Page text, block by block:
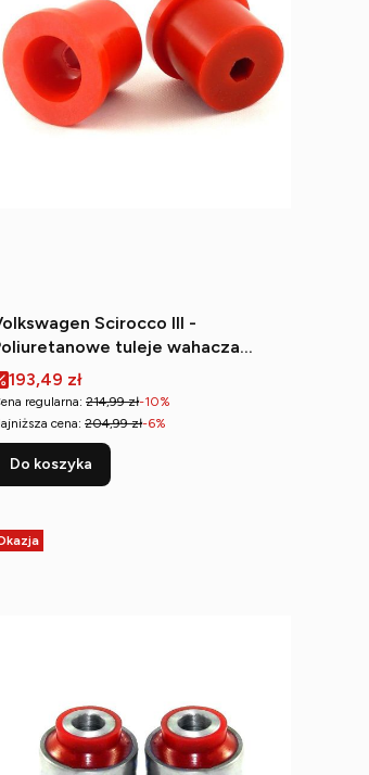
Scirocco III -
tuleje wahacza
tylne
Cena promocyjna
193,49 zł
regularna: 214,99 zł-10%
cena: 204,99 zł-6%
Do koszyka